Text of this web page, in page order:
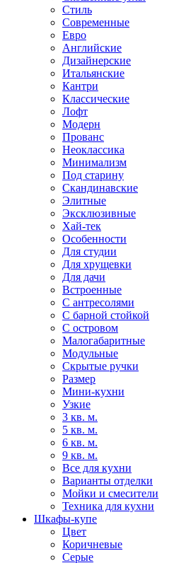
Стиль
Современные
Евро
Английские
Дизайнерские
Итальянские
Кантри
Классические
Лофт
Модерн
Прованс
Неоклассика
Минимализм
Под старину
Скандинавские
Элитные
Эксклюзивные
Хай-тек
Особенности
Для студии
Для хрущевки
Для дачи
Встроенные
С антресолями
С барной стойкой
С островом
Малогабаритные
Модульные
Скрытые ручки
Размер
Мини-кухни
Узкие
3 кв. м.
5 кв. м.
6 кв. м.
9 кв. м.
Все для кухни
Варианты отделки
Мойки и смесители
Техника для кухни
Шкафы-купе
Цвет
Коричневые
Серые